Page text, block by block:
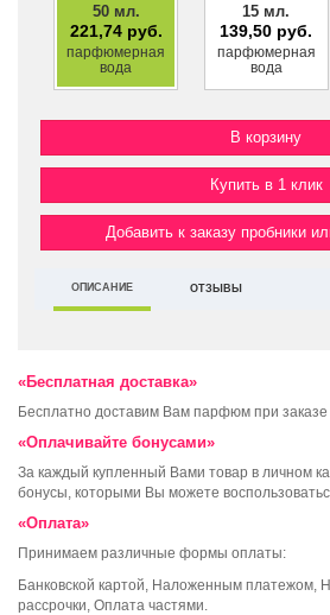
50 мл.
221,74 руб.
парфюмерная
вода
15 мл.
139,50 руб.
парфюмерная
вода
Купить в 1 клик
Добавить к заказу пробники
ОПИСАНИЕ ОТЗЫВЫ
«Бесплатная доставка»
Бесплатно доставим Вам парфюм при заказе
«Оплачивайте бонусами»
За каждый купленный Вами товар в личном
бонусы, которыми Вы можете
«Оплата»
Принимаем различные формы оплаты:
Банковской картой, Наложенным платежом,
рассрочки, Оплата частями.